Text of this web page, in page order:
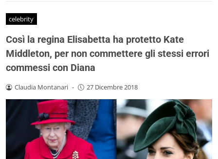
celebrity
Così la regina Elisabetta ha protetto Kate
Middleton, per non commettere gli stessi errori
commessi con Diana
Claudia Montanari - 27 Dicembre 2018